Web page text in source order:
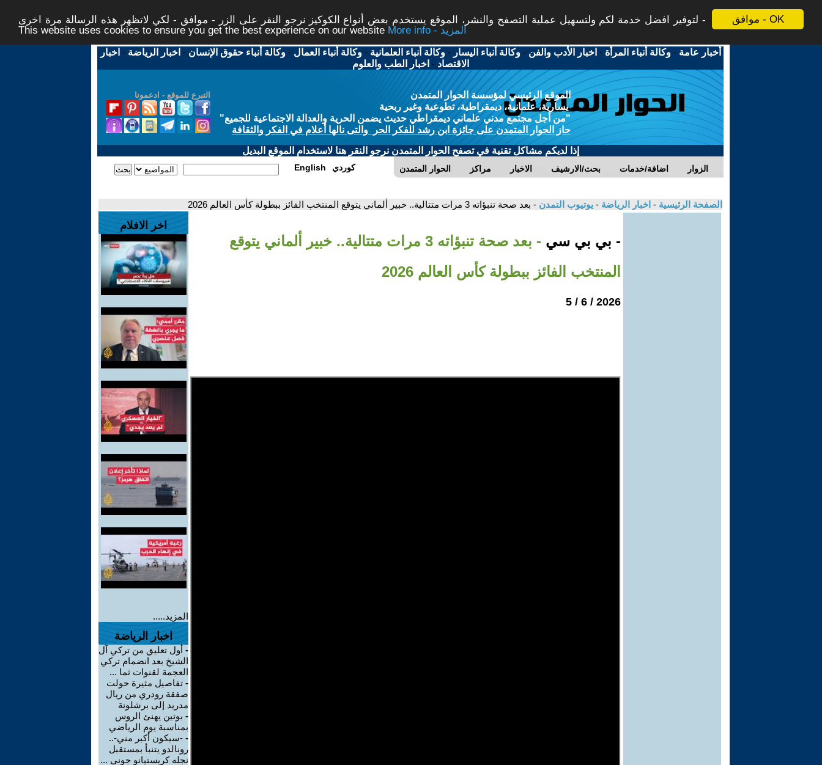
موافق - OK
لتوفير افضل خدمة لكم ولتسهيل عملية التصفح والنشر، الموقع يستخدم بعض أنواع الكوكيز نرجو النقر على الزر - موافق - لكي لاتظهر هذه الرسالة مرة اخرى -
This website uses cookies to ensure you get the best experience on our website
More info - المزيد
أخبار عامة -وكالة أنباء المرأة - اخبار الأدب والفن -وكالة أنباء اليسار -وكالة أنباء العلمانية -وكالة أنباء العمال -وكالة أنباء حقوق الإنسان - اخبار الرياضة - اخبار
الاقتصاد - اخبار الطب والعلوم
التبرع للموقع - ادعمونا
الموقع الرئيسي لمؤسسة الحوار المتمدن
يسارية، علمانية، ديمقراطية، تطوعية وغير ربحية
"من أجل مجتمع مدني علماني ديمقراطي حديث يضمن الحرية والعدالة الاجتماعية للجميع"
حاز الحوار المتمدن على جائزة ابن رشد للفكر الحر والتى نالها أعلام في الفكر والثقافة
إذا لديكم مشاكل تقنية في تصفح الحوار المتمدن نرجو النقر هنا لاستخدام الموقع البديل
الحوار المتمدن مراكز الاخبار بحث/الارشيف اضافة/خدمات الزوار English كوردي
الصفحة الرئيسية - اخبار الرياضة - يوتيوب التمدن - بعد صحة تنبؤاته 3 مرات متتالية.. خبير ألماني يتوقع المنتخب الفائز ببطولة كأس العالم 2026
- بي بي سي
- بعد صحة تنبؤاته 3 مرات متتالية.. خبير ألماني يتوقع
المنتخب الفائز ببطولة كأس العالم 2026
2026 / 6 / 5
اخر الافلام
المزيد.....
اخبار الرياضة
- أول تعليق من تركي آل
الشيخ بعد انضمام تركي
العجمة لقنوات ثما ...
- تفاصيل مثيرة حولت
صفقة رودري من ريال
مدريد إلى برشلونة
- بوتين يهنئ الروس
بمناسبة يوم الرياضي
- -سيكون أكبر مني-..
رونالدو يتنبأ بمستقبل
نجله كريستيانو جوني ...